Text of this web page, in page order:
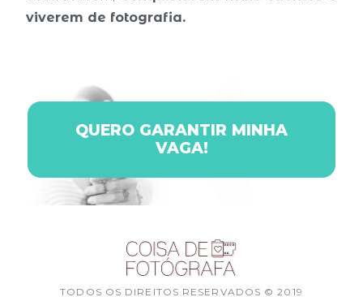
viverem de fotografia.
QUERO GARANTIR MINHA
VAGA!
TODOS OS DIREITOS RESERVADOS © 2019